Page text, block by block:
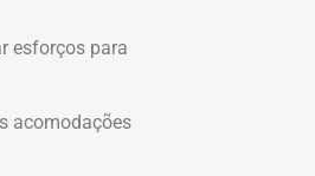
esforços para
acomodações